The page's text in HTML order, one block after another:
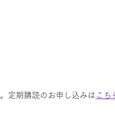
定期購読のお申し込みはこち